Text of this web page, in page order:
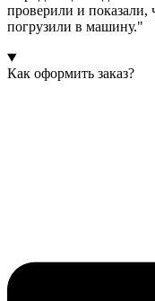
проверили и показали,
погрузили в машину."
Как оформить заказ?